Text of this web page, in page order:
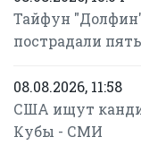
Тайфун
пострадали
08.08.2026, 11:58
США ищут
Кубы - СМИ